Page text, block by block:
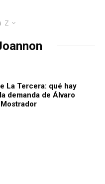
Z
La Tercera: qué hay
demanda de Álvaro